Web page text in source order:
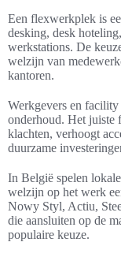
Een flexwerkplek is
desking, desk
werkstations. De
welzijn van
kantoren.
Werkgevers en
onderhoud. Het juiste
klachten, verhoogt
duurzame
In België spelen
welzijn op het werk
Nowy Styl, Actiu,
die aansluiten op de
populaire keuze.